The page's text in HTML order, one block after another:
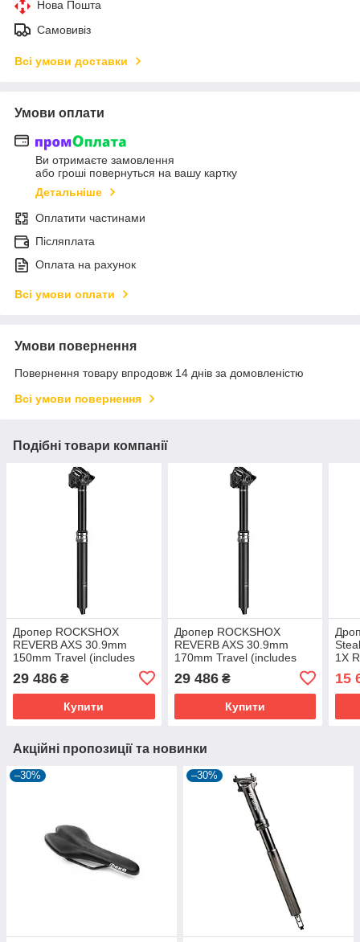
Нова Пошта
Самовивіз
Всі умови доставки
Умови оплати
Ви отримаєте замовлення
або гроші повернуться на вашу картку
Детальніше
Оплатити частинами
Післяплата
Оплата на рахунок
Всі умови оплати
Умови повернення
Повернення товару впродовж 14 днів за домовленістю
Всі умови повернення
Подібні товари компанії
Дропер ROCKSHOX
REVERB AXS 30.9mm
150mm Travel (includes
battery, charger) (remote
sold separately)A2
29 486 ₴
Купити
Дропер ROCKSHOX
REVERB AXS 30.9mm
170mm Travel (includes
battery, charger) (remote
sold separately)A2
29 486₴
Купити
1X
15
Акційні пропозиції та новинки
–30% –30%